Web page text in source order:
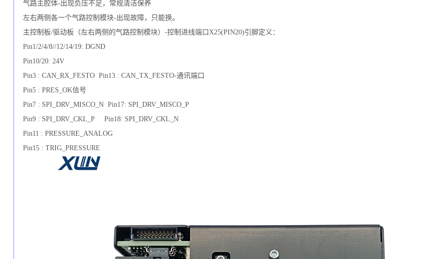
气路主腔体-出现负压不足，常规清洁保养
左右两侧各一个气路控制模块-出现故障，只能换。
主控制板/驱动板（左右两侧的气路控制模块）-控制进线端口X25(PIN20)引脚定义：
Pin1/2/4/8//12/14/19: DGND
Pin10/20: 24V
Pin3 : CAN_RX_FESTO Pin13 : CAN_TX_FESTO-通讯端口
Pin5 : PRES_OK信号
Pin7 : SPI_DRV_MISCO_N Pin17: SPI_DRV_MISCO_P
Pin9 : SPI_DRV_CKL_P Pin18: SPI_DRV_CKL_N
Pin11 : PRESSURE_ANALOG
Pin15 : TRIG_PRESSURE